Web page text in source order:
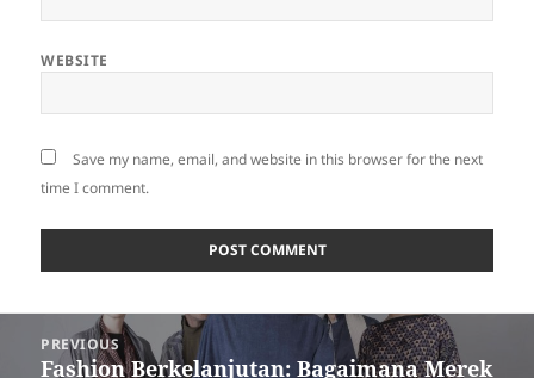
WEBSITE
Save my name, email, and website in this browser for the next
time I comment.
navigation
PREVIOUS
Previous
Fashion Berkelanjutan: Bagaimana Merek